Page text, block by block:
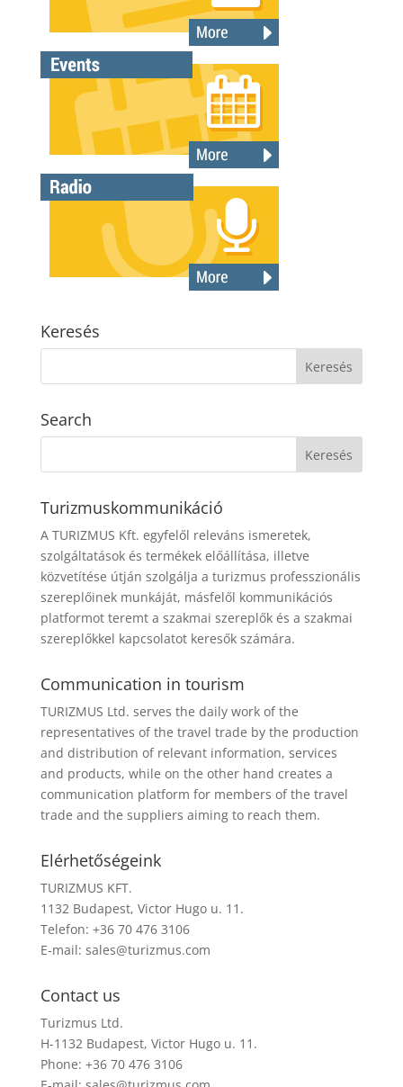
Keresés
Search
Turizmuskommunikáció
A TURIZMUS Kft. egyfelől releváns ismeretek,
szolgáltatások és termékek előállítása, illetve
közvetítése útján szolgálja a turizmus professzionális
szereplőinek munkáját, másfelől kommunikációs
platformot teremt a szakmai szereplők és a szakmai
szereplőkkel kapcsolatot keresők számára.
Communication in tourism
TURIZMUS Ltd. serves the daily work of the
representatives of the travel trade by the production
and distribution of relevant information, services
and products, while on the other hand creates a
communication platform for members of the travel
trade and the suppliers aiming to reach them.
Elérhetőségeink
TURIZMUS KFT.
1132 Budapest, Victor Hugo u. 11.
Telefon: +36 70 476 3106
E-mail: sales@turizmus.com
Contact us
Turizmus Ltd.
H-1132 Budapest, Victor Hugo u. 11.
Phone: +36 70 476 3106